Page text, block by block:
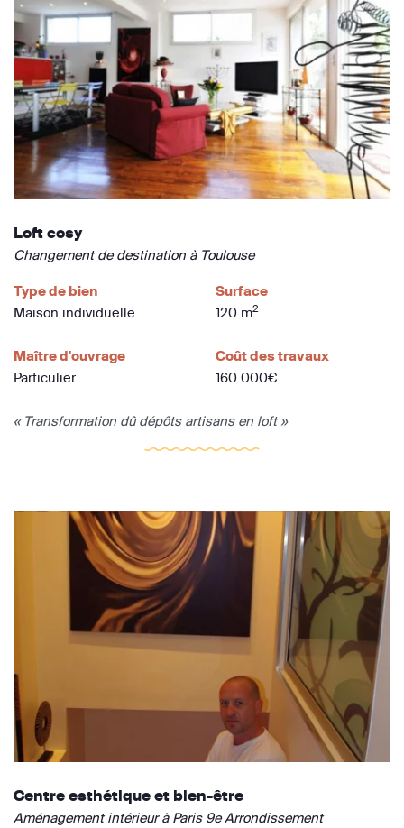
Loft cosy
Changement de destination à Toulouse
Type de bien
Maison individuelle
Surface
120 m2
Maître d'ouvrage
Particulier
Coût des travaux
160 000€
« Transformation dû dépôts artisans en loft »
Centre esthétique et bien-être
Aménagement intérieur à Paris 9e Arrondissement